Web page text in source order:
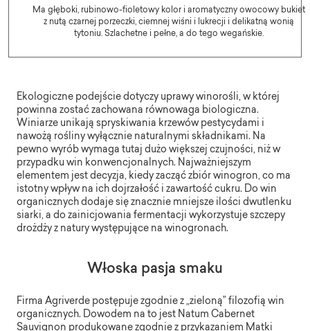
Ma głęboki, rubinowo-fioletowy kolor i aromatyczny owocowy bukiet
z nutą czarnej porzeczki, ciemnej wiśni i lukrecji i delikatną wonią
tytoniu. Szlachetne i pełne, a do tego wegańskie.
Ekologiczne podejście dotyczy uprawy winorośli, w której
powinna zostać zachowana równowaga biologiczna.
Winiarze unikają spryskiwania krzewów pestycydami i
nawożą rośliny wyłącznie naturalnymi składnikami. Na
pewno wyrób wymaga tutaj dużo większej czujności, niż w
przypadku win konwencjonalnych. Najważniejszym
elementem jest decyzja, kiedy zacząć zbiór winogron, co ma
istotny wpływ na ich dojrzałość i zawartość cukru. Do win
organicznych dodaje się znacznie mniejsze ilości dwutlenku
siarki, a do zainicjowania fermentacji wykorzystuje szczepy
drożdży z natury występujące na winogronach.
Włoska pasja smaku
Firma Agriverde postępuje zgodnie z „zieloną” filozofią win
organicznych. Dowodem na to jest Natum Cabernet
Sauvignon produkowane zgodnie z przykazaniem Matki